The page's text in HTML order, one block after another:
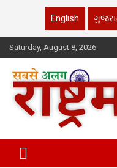
English
Skip
to
Saturday, August 8, 2026